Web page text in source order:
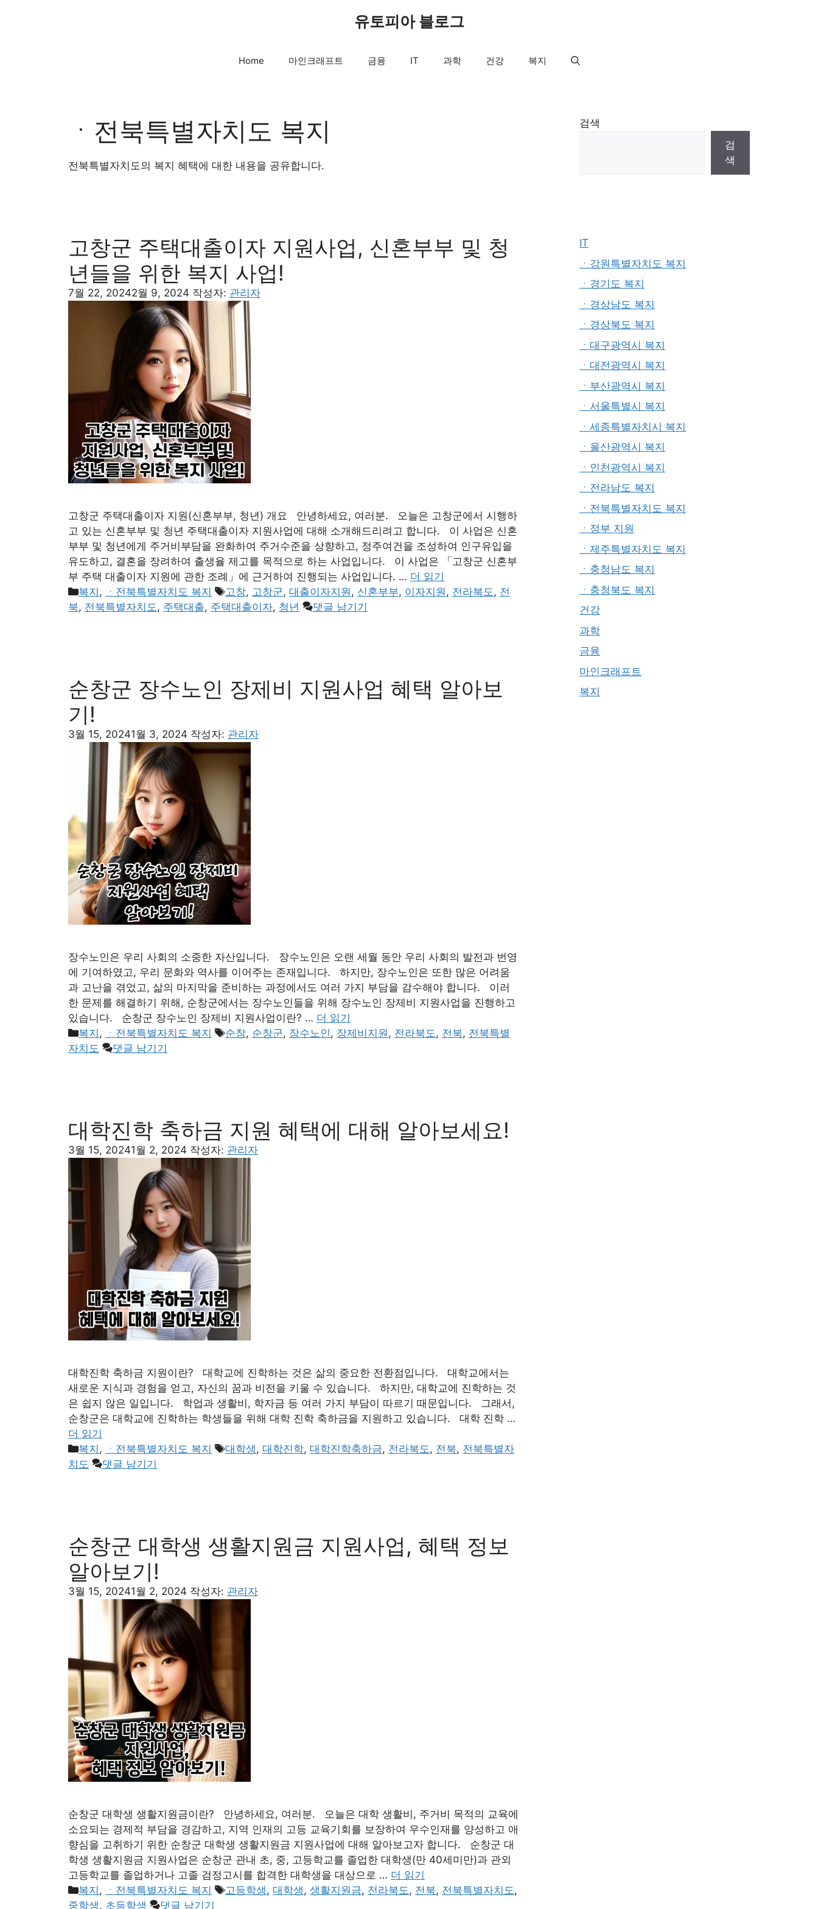
유토피아 블로그
Home 마인크래프트 금융 IT 과학 건강 복지
ㆍ전북특별자치도 복지
전북특별자치도의 복지 혜택에 대한 내용을 공유합니다.
고창군 주택대출이자 지원사업, 신혼부부 및 청
년들을 위한 복지 사업!
7월 22, 20242월 9, 2024 작성자: 관리자
고창군 주택대출이자 지원(신혼부부, 청년) 개요 안녕하세요, 여러분. 오늘은 고창군에서 시행하
고 있는 신혼부부 및 청년 주택대출이자 지원사업에 대해 소개해드리려고 합니다. 이 사업은 신혼
부부 및 청년에게 주거비부담을 완화하여 주거수준을 상향하고, 정주여건을 조성하여 인구유입을
유도하고, 결혼을 장려하여 출생율 제고를 목적으로 하는 사업입니다. 이 사업은 「고창군 신혼부
부 주택 대출이자 지원에 관한 조례」에 근거하여 진행되는 사업입니다. … 더 읽기
카
테
복지 , ㆍ전북특별자치도 복지
태
그
고창, 고창군, 대출이자지원, 신혼부부, 이자지원, 전라북도, 전
북, 전북특별자치도, 주택대출, 주택대출이자, 청년 댓글 남기기
순창군 장수노인 장제비 지원사업 혜택 알아보
기!
3월 15, 20241월 3, 2024 작성자: 관리자
장수노인은 우리 사회의 소중한 자산입니다. 장수노인은 오랜 세월 동안 우리 사회의 발전과 번영
에 기여하였고, 우리 문화와 역사를 이어주는 존재입니다. 하지만, 장수노인은 또한 많은 어려움
과 고난을 겪었고, 삶의 마지막을 준비하는 과정에서도 여러 가지 부담을 감수해야 합니다. 이러
한 문제를 해결하기 위해, 순창군에서는 장수노인들을 위해 장수노인 장제비 지원사업을 진행하고
있습니다. 순창군 장수노인 장제비 지원사업이란? … 더 읽기
카
테
복지 , ㆍ전북특별자치도 복지
태
순창, 순창군, 장수노인, 장제비지원, 전라북도, 전북, 전북특별
자치도
댓글 남기기
대학진학 축하금 지원 혜택에 대해 알아보세요!
3월 15, 20241월 2, 2024 작성자: 관리자
대학진학 축하금 지원이란? 대학교에 진학하는 것은 삶의 중요한 전환점입니다. 대학교에서는
새로운 지식과 경험을 얻고, 자신의 꿈과 비전을 키울 수 있습니다. 하지만, 대학교에 진학하는 것
은 쉽지 않은 일입니다. 학업과 생활비, 학자금 등 여러 가지 부담이 따르기 때문입니다. 그래서,
순창군은 대학교에 진학하는 학생들을 위해 대학 진학 축하금을 지원하고 있습니다. 대학 진학 …
더 읽기
카
테
복지 , ㆍ전북특별자치도 복지
태
대학생, 대학진학, 대학진학축하금, 전라북도, 전북, 전북특별자
치도
댓글 남기기
순창군 대학생 생활지원금 지원사업, 혜택 정보
알아보기!
3월 15, 20241월 2, 2024 작성자: 관리자
순창군 대학생 생활지원금이란? 안녕하세요, 여러분. 오늘은 대학 생활비, 주거비 목적의 교육에
소요되는 경제적 부담을 경감하고, 지역 인재의 고등 교육기회를 보장하여 우수인재를 양성하고 애
향심을 고취하기 위한 순창군 대학생 생활지원금 지원사업에 대해 알아보고자 합니다. 순창군 대
학생 생활지원금 지원사업은 순창군 관내 초, 중, 고등학교를 졸업한 대학생(만 40세미만)과 관외
고등학교를 졸업하거나 고졸 검정고시를 합격한 대학생을 대상으로 … 더 읽기
카
테
복지 , ㆍ전북특별자치도 복지
태
고등학생, 대학생, 생활지원금, 전라북도, 전북, 전북특별자치도,
중학생, 초등학생 댓글 남기기
검색
검
색
IT
ㆍ강원특별자치도 복지
ㆍ경기도 복지
ㆍ경상남도 복지
ㆍ경상북도 복지
ㆍ대구광역시 복지
ㆍ대전광역시 복지
ㆍ부산광역시 복지
ㆍ서울특별시 복지
ㆍ세종특별자치시 복지
ㆍ울산광역시 복지
ㆍ인천광역시 복지
ㆍ전라남도 복지
ㆍ전북특별자치도 복지
ㆍ정부 지원
ㆍ제주특별자치도 복지
ㆍ충청남도 복지
ㆍ충청북도 복지
건강
과학
금융
마인크래프트
복지